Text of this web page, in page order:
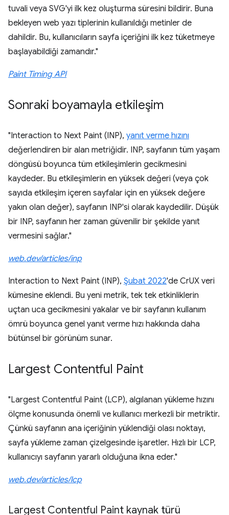
tuvali veya SVG'yi ilk kez oluşturma süresini bildirir. Buna
bekleyen web yazı tiplerinin kullanıldığı metinler de
dahildir. Bu, kullanıcıların sayfa içeriğini ilk kez tüketmeye
başlayabildiği zamandır."
Paint Timing API
Sonraki boyamayla etkileşim
"Interaction to Next Paint (INP), yanıt verme hızını
değerlendiren bir alan metriğidir. INP, sayfanın tüm yaşam
döngüsü boyunca tüm etkileşimlerin gecikmesini
kaydeder. Bu etkileşimlerin en yüksek değeri (veya çok
sayıda etkileşim içeren sayfalar için en yüksek değere
yakın olan değer), sayfanın INP'si olarak kaydedilir. Düşük
bir INP, sayfanın her zaman güvenilir bir şekilde yanıt
vermesini sağlar."
web.dev/articles/inp
Interaction to Next Paint (INP), Şubat 2022'de CrUX veri
kümesine eklendi. Bu yeni metrik, tek tek etkinliklerin
uçtan uca gecikmesini yakalar ve bir sayfanın kullanım
ömrü boyunca genel yanıt verme hızı hakkında daha
bütünsel bir görünüm sunar.
Largest Contentful Paint
"Largest Contentful Paint (LCP), algılanan yükleme hızını
ölçme konusunda önemli ve kullanıcı merkezli bir metriktir.
Çünkü sayfanın ana içeriğinin yüklendiği olası noktayı,
sayfa yükleme zaman çizelgesinde işaretler. Hızlı bir LCP,
kullanıcıyı sayfanın yararlı olduğuna ikna eder."
web.dev/articles/lcp
Largest Contentful Paint kaynak türü